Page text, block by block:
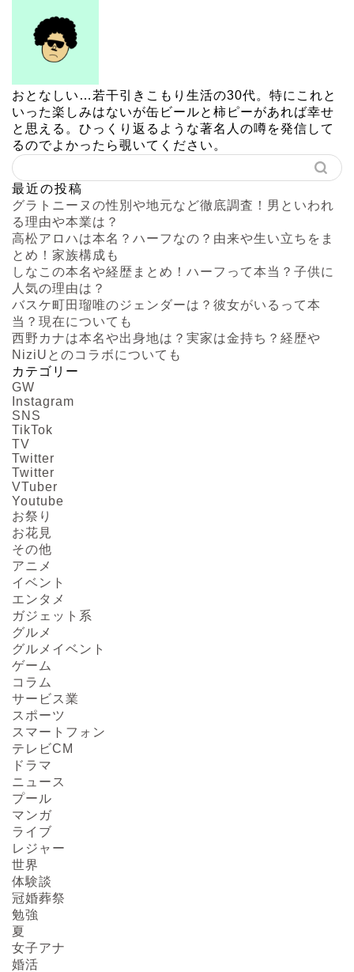
おとなしい…若干引きこもり生活の30代。特にこれと
いった楽しみはないが缶ビールと柿ピーがあれば幸せ
と思える。ひっくり返るような著名人の噂を発信して
るのでよかったら覗いてください。
最近の投稿
グラトニーヌの性別や地元など徹底調査！男といわれ
る理由や本業は？
高松アロハは本名？ハーフなの？由来や生い立ちをま
とめ！家族構成も
しなこの本名や経歴まとめ！ハーフって本当？子供に
人気の理由は？
バスケ町田瑠唯のジェンダーは？彼女がいるって本
当？現在についても
西野カナは本名や出身地は？実家は金持ち？経歴や
NiziUとのコラボについても
カテゴリー
GW
Instagram
SNS
TikTok
TV
Twitter
Twitter
VTuber
Youtube
お祭り
お花見
その他
アニメ
イベント
エンタメ
ガジェット系
グルメ
グルメイベント
ゲーム
コラム
サービス業
スポーツ
スマートフォン
テレビCM
ドラマ
ニュース
プール
マンガ
ライブ
レジャー
世界
体験談
冠婚葬祭
勉強
夏
女子アナ
婚活